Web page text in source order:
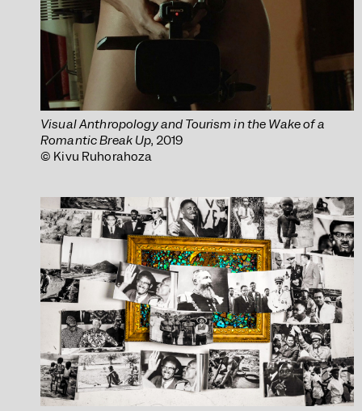
Visual Anthropology and Tourism in the Wake of a
Romantic Break Up, 2019
© Kivu Ruhorahoza